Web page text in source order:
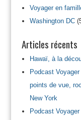
Voyager en
Washington DC
Articles récents
Hawaï, à la
Podcast
points de vue,
New York
Podcast